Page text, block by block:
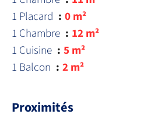
1 Placard
0 m²
1 Chambre
12 m²
1 Cuisine
5 m²
1 Balcon
2 m²
Proximités